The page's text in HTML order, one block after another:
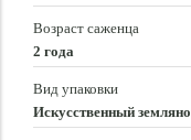
Возраст саженца
2 года
Вид упаковки
Искусственный